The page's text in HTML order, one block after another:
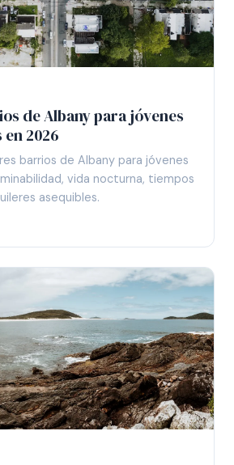
de Albany para jóvenes
2026
barrios de Albany para jóvenes
vida nocturna, tiempos
asequibles.